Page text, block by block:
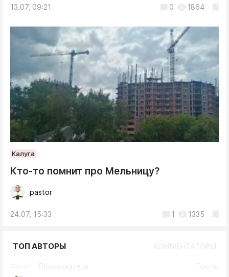
13.07, 09:21 0 1864
Калуга
Кто-то помнит про Мельницу?
pastor
24.07, 15:33 1 1335
ТОП АВТОРЫ